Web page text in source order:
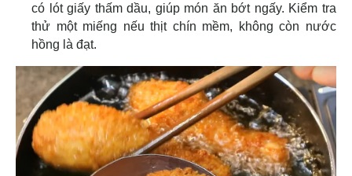
có lót giấy thấm dầu, giúp món ăn bớt ngấy. Kiểm tra
thử một miếng nếu thịt chín mềm, không còn nước
hồng là đạt.